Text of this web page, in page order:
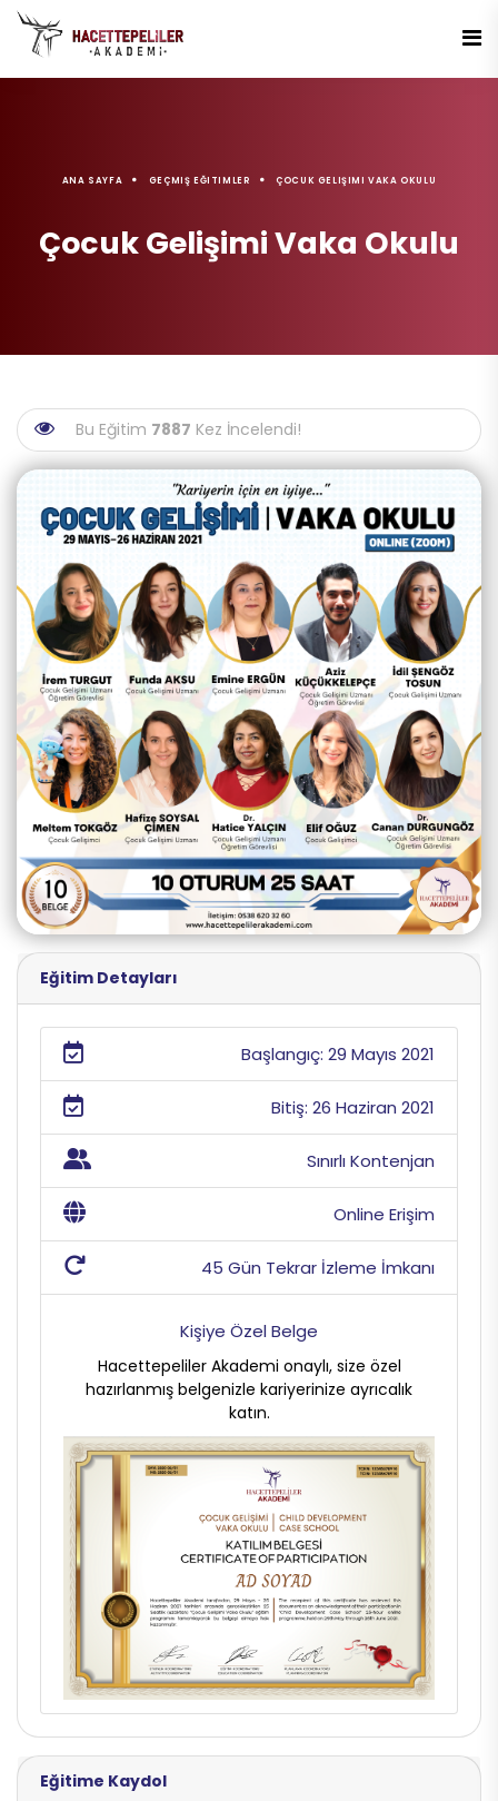
ANA SAYFA GEÇMIŞ EĞITIMLER ÇOCUK GELIŞIMI VAKA OKULU
Çocuk Gelişimi Vaka Okulu
Bu Eğitim 7887 Kez İncelendi!
Eğitim Detayları
Başlangıç: 29 Mayıs 2021
Bitiş: 26 Haziran 2021
Sınırlı Kontenjan
Online Erişim
45 Gün Tekrar İzleme İmkanı
Kişiye Özel Belge
Hacettepeliler Akademi onaylı, size özel
hazırlanmış belgenizle kariyerinize ayrıcalık
katın.
Eğitime Kaydol